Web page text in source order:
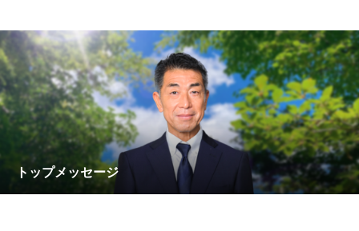
トップメッセージ